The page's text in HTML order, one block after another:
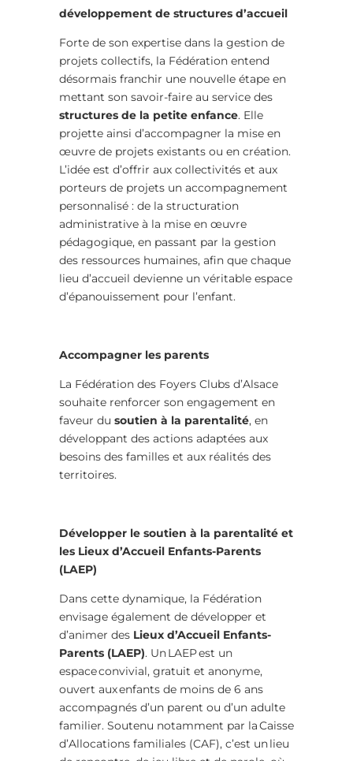
développement de structures d’accueil
Forte de son expertise dans la gestion de
projets collectifs, la Fédération entend
désormais franchir une nouvelle étape en
mettant son savoir-faire au service des
structures de la petite enfance. Elle
projette ainsi d’accompagner la mise en
œuvre de projets existants ou en création.
L’idée est d’offrir aux collectivités et aux
porteurs de projets un accompagnement
personnalisé : de la structuration
administrative à la mise en œuvre
pédagogique, en passant par la gestion
des ressources humaines, afin que chaque
lieu d’accueil devienne un véritable espace
d’épanouissement pour l’enfant.
Accompagner les parents
La Fédération des Foyers Clubs d’Alsace
souhaite renforcer son engagement en
faveur du soutien à la parentalité, en
développant des actions adaptées aux
besoins des familles et aux réalités des
territoires.
Développer le soutien à la parentalité et
les Lieux d’Accueil Enfants-Parents
(LAEP)
Dans cette dynamique, la Fédération
envisage également de développer et
d’animer des Lieux d’Accueil Enfants-
Parents (LAEP). Un LAEP est un
espace convivial, gratuit et anonyme,
ouvert aux enfants de moins de 6 ans
accompagnés d’un parent ou d’un adulte
familier. Soutenu notamment par la Caisse
d’Allocations familiales (CAF), c’est un lieu